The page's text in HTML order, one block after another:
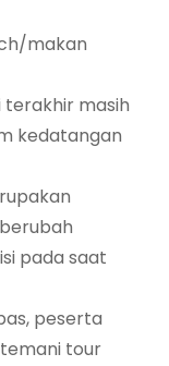
makan
masih
kedatangan
pada saat
peserta
tour